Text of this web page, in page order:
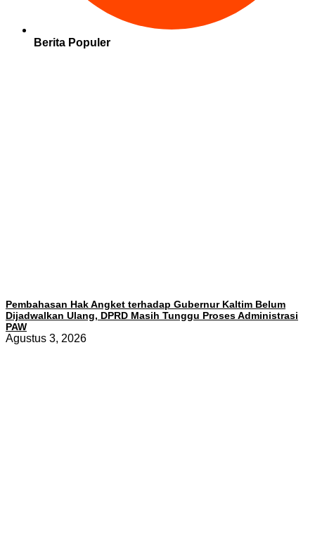
Berita Populer
Pembahasan Hak Angket terhadap Gubernur Kaltim Belum
Dijadwalkan Ulang, DPRD Masih Tunggu Proses Administrasi
PAW
Agustus 3, 2026